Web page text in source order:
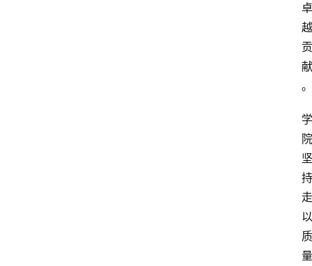
卓
越
贡
献
。
学
院
坚
持
走
以
质
量